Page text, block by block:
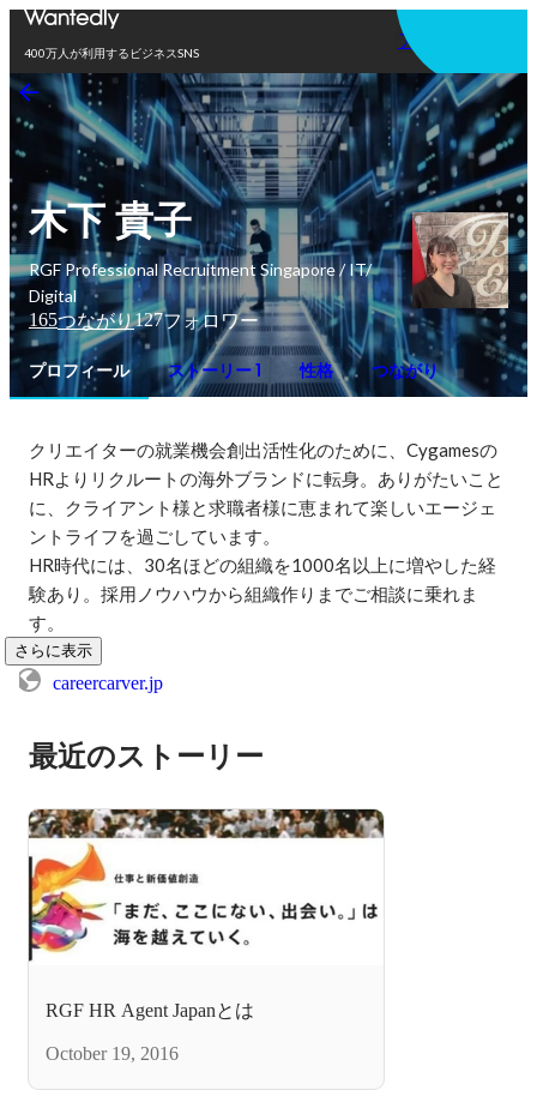
400万人が利用するビジネスSNS
アプリを使う
木下 貴子
RGF Professional Recruitment Singapore / IT/
Digital
165つながり127フォロワー
プロフィール ストーリー 1 性格 つながり
クリエイターの就業機会創出活性化のために、Cygamesの
HRよりリクルートの海外ブランドに転身。ありがたいこと
に、クライアント様と求職者様に恵まれて楽しいエージェ
ントライフを過ごしています。
HR時代には、30名ほどの組織を1000名以上に増やした経
験あり。採用ノウハウから組織作りまでご相談に乗れま
す。
さらに表示
careercarver.jp
最近のストーリー
RGF HR Agent Japanとは
October 19, 2016